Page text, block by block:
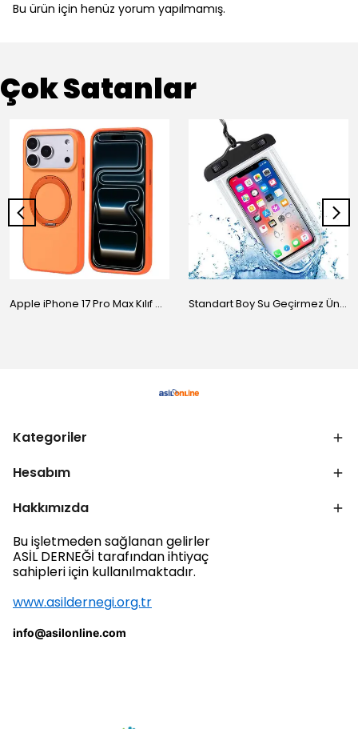
Bu ürün için henüz yorum yapılmamış.
Çok Satanlar
Apple iPhone 17 Pro Max Kılıf M-Safe Şarj Özellikli Standlı Zore Proton Silikon Kapak Standart Boy Su Geçirmez Üniversal Kılıf
Kategoriler
Hesabım
Hakkımızda
Bu işletmeden sağlanan gelirler
ASİL DERNEĞİ tarafından ihtiyaç
sahipleri için kullanılmaktadır.
www.asildernegi.org.tr
info@asilonline.com